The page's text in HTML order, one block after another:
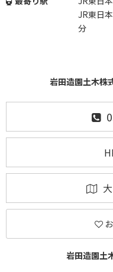
JR東日
分
岩田造園土木株
岩田造園土